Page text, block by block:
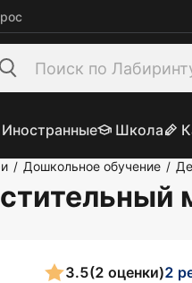
Иностранные Школа
/ Дошкольное обучение /
3.5(2 оценки)2